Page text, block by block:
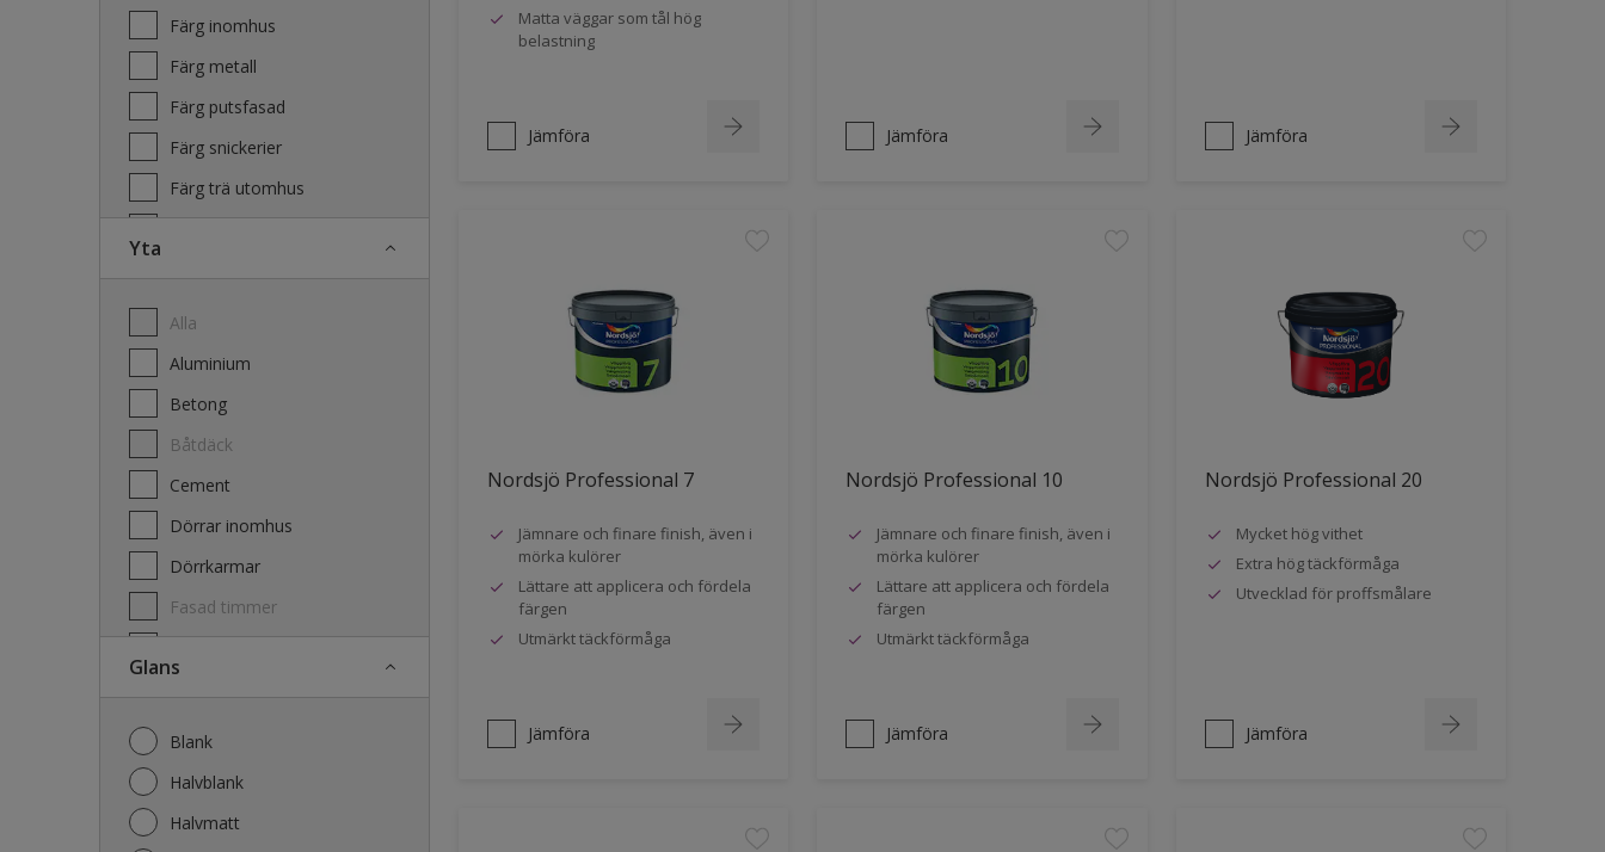
Färg inomhus
Färg metall
Färg putsfasad
Färg snickerier
Färg trä utomhus
Yta
Alla
Aluminium
Betong
Båtdäck
Cement
Dörrar inomhus
Dörrkarmar
Fasad timmer
Glans
Blank
Halvblank
Halvmatt
Matta väggar som tål hög
belastning
Jämföra Jämföra Jämföra
Nordsjö Professional 7
Jämnare och finare finish, även i
mörka kulörer
Lättare att applicera och fördela
färgen
Utmärkt täckförmåga
Jämföra
Nordsjö Professional 10
Jämnare och finare finish, även i
mörka kulörer
Lättare att applicera och fördela
färgen
Utmärkt täckförmåga
Jämföra
Nordsjö Professional 20
Mycket hög vithet
Extra hög täckförmåga
Utvecklad för proffsmålare
Jämföra